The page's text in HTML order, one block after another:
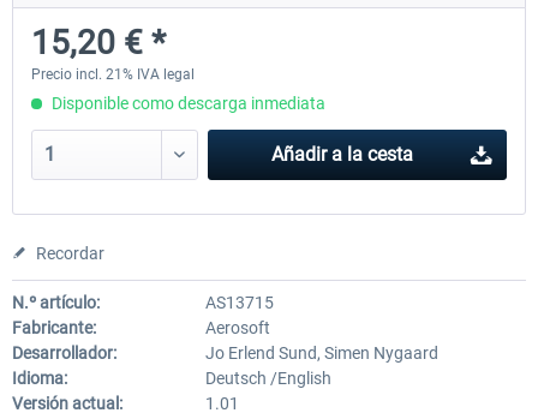
30,45 € *
15,20 € *
Precio incl. 21% IVA legal
Disponible como descarga inmediata
Añadir a la cesta
Recordar
N.º artículo:
AS13715
Fabricante:
Aerosoft
Desarrollador:
Jo Erlend Sund, Simen Nygaard
Idioma:
Deutsch /English
Versión actual:
1.01